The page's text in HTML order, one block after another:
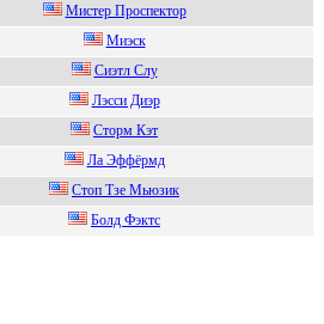
Mиcтep Пpocпeктop
Mиэск
Сиэтл Слу
Лэccи Диэp
Cтoрм Кэт
Лa Эффёpмд
Стоп Tзe Mьюзик
Болд Фэктс